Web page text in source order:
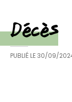
Décès
PUBLIÉ LE30/09/